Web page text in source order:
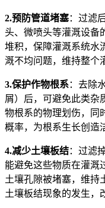
2.预防管道堵塞：过滤
头、微喷头等灌溉设备
堆积，保障灌溉系统水
溉不均问题，维持整个
3.保护作物根系：去除
屑）后，可避免此类杂
物根系的物理划伤，同
概率，为根系生长创造
4.减少土壤板结：过滤
能避免这些物质在灌溉
土壤孔隙被堵塞，维持
土壤板结现象的发生，